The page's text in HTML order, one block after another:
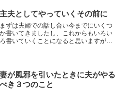
主夫としてやっていくその前に
まずは夫婦での話し合い今までにいくつ
か書いてきましたし、これからもいろい
ろ書いていくことになると思いますが、
ているということが前提で...
妻が風邪を引いたときに夫がやる
べき３つのこと